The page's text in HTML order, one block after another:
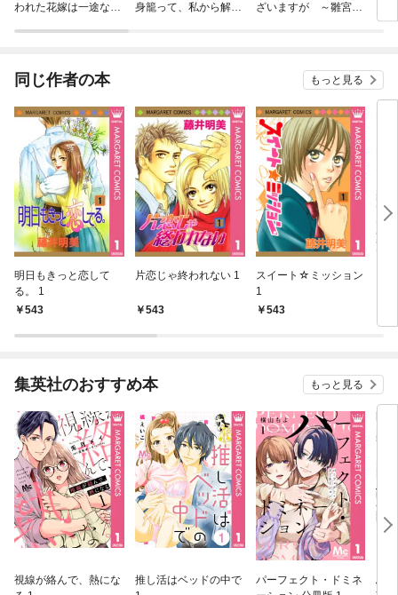
われた花嫁は一途な副
身籠って、私から解放
ざいますが ～雛宮蝶
同じ作者の本 もっと見る
明日もきっと恋して
る。 1
543
片恋じゃ終われない 1
543
スイート☆ミッション
1
543
集英社のおすすめ本 もっと見る
視線が絡んで、熱にな
推し活はベッドの中で
パーフェクト・ドミネ
ふ